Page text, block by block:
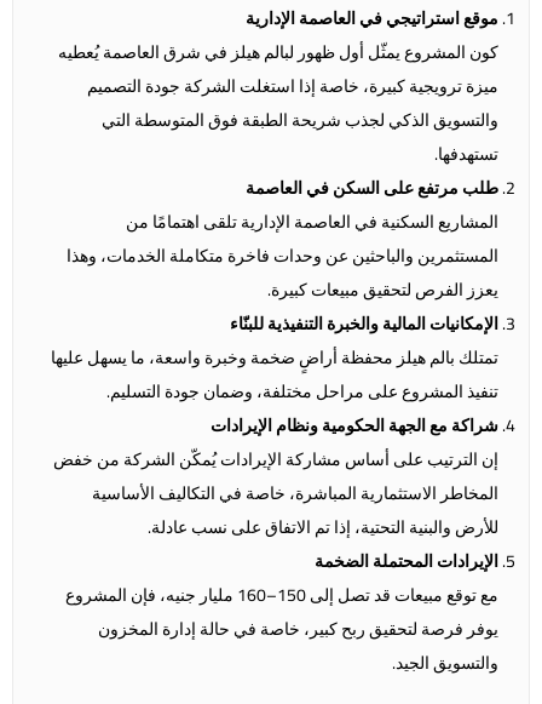
موقع استراتيجي في العاصمة الإدارية
كون المشروع يمثّل أول ظهور لبالم هيلز في شرق العاصمة يُعطيه
ميزة ترويجية كبيرة، خاصة إذا استغلت الشركة جودة التصميم
والتسويق الذكي لجذب شريحة الطبقة فوق المتوسطة التي
تستهدفها.
طلب مرتفع على السكن في العاصمة
المشاريع السكنية في العاصمة الإدارية تلقى اهتمامًا من
المستثمرين والباحثين عن وحدات فاخرة متكاملة الخدمات، وهذا
يعزز الفرص لتحقيق مبيعات كبيرة.
الإمكانيات المالية والخبرة التنفيذية للبنّاء
تمتلك بالم هيلز محفظة أراضٍ ضخمة وخبرة واسعة، ما يسهل عليها
تنفيذ المشروع على مراحل مختلفة، وضمان جودة التسليم.
شراكة مع الجهة الحكومية ونظام الإيرادات
إن الترتيب على أساس مشاركة الإيرادات يُمكّن الشركة من خفض
المخاطر الاستثمارية المباشرة، خاصة في التكاليف الأساسية
للأرض والبنية التحتية، إذا تم الاتفاق على نسب عادلة.
الإيرادات المحتملة الضخمة
مع توقع مبيعات قد تصل إلى 150–160 مليار جنيه، فإن المشروع
يوفر فرصة لتحقيق ربح كبير، خاصة في حالة إدارة المخزون
والتسويق الجيد.